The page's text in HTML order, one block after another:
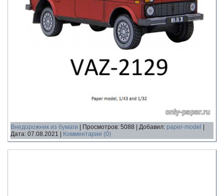
Внедорожник из бумаги | Просмотров: 5088 | Добавил: paper-model |
Дата: 07.08.2021 | Комментарии (0)